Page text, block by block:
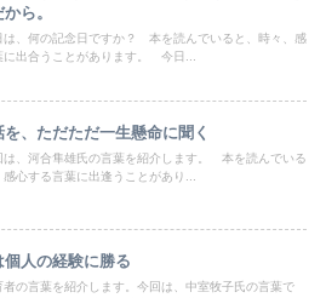
ら。
は、何の記念日ですか？ 本を読んでいると、時々、感
に出合うことがあります。 今日...
を、ただただ一生懸命に聞く
は、河合隼雄氏の言葉を紹介します。 本を読んでいる
感心する言葉に出逢うことがあり...
個人の経験に勝る
者の言葉を紹介します。今回は、中室牧子氏の言葉で